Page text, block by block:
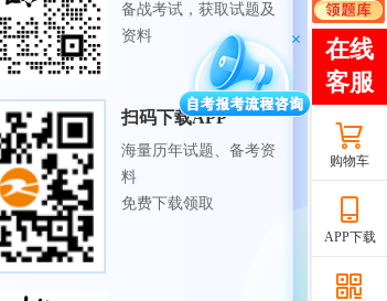
备战考试，获取试题及
资料
扫码下载APP
海量历年试题、备考资
料
免费下载领取
购物车
APP下载